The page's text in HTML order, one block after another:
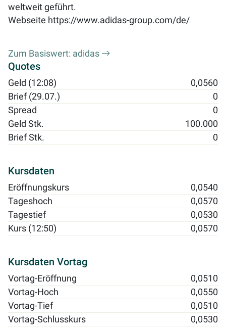
weltweit geführt.
Webseite https://www.adidas-group.com/de/
Zum Basiswert: adidas
Quotes
Geld (12:08)
0,0560
Brief (29.07.)
0
Spread
0
Geld Stk.
100.000
Brief Stk.
0
Kursdaten
Eröffnungskurs
0,0540
Tageshoch
0,0570
Tagestief
0,0530
Kurs (12:50)
0,0570
Kursdaten Vortag
Vortag-Eröffnung
0,0510
Vortag-Hoch
0,0550
Vortag-Tief
0,0510
Vortag-Schlusskurs
0,0530